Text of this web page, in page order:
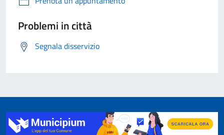
Problemi in città
Segnala disservizio